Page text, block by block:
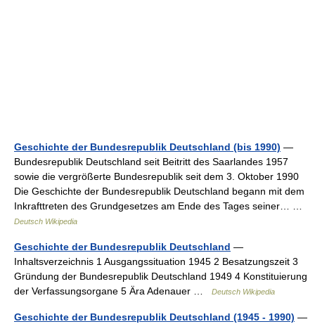
Geschichte der Bundesrepublik Deutschland (bis 1990) —
Bundesrepublik Deutschland seit Beitritt des Saarlandes 1957
sowie die vergrößerte Bundesrepublik seit dem 3. Oktober 1990
Die Geschichte der Bundesrepublik Deutschland begann mit dem
Inkrafttreten des Grundgesetzes am Ende des Tages seiner… …
Deutsch Wikipedia
Geschichte der Bundesrepublik Deutschland —
Inhaltsverzeichnis 1 Ausgangssituation 1945 2 Besatzungszeit 3
Gründung der Bundesrepublik Deutschland 1949 4 Konstituierung
der Verfassungsorgane 5 Ära Adenauer …
Deutsch Wikipedia
Geschichte der Bundesrepublik Deutschland (1945 - 1990) —